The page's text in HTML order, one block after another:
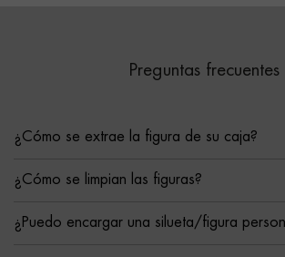
Preguntas frecuentes
¿Cómo se extrae la figura de su caja?
¿Cómo se limpian las figuras?
¿Puedo encargar una silueta/figura